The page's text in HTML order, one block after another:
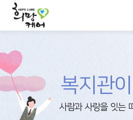
복지관